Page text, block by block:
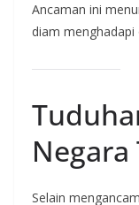
Ancaman ini
diam
Negara
Selain